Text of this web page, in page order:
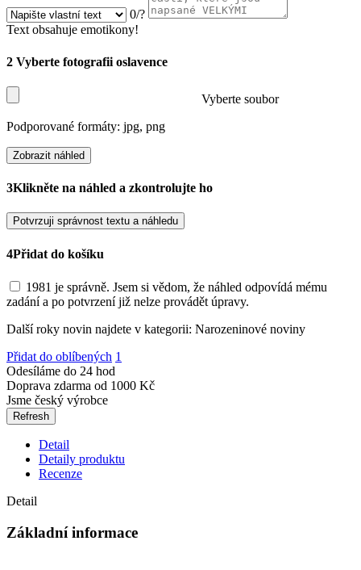
0/?
Text obsahuje emotikony!
2 Vyberte fotografii oslavence
Vyberte soubor
Podporované formáty: jpg, png
Zobrazit náhled
3Klikněte na náhled a zkontrolujte ho
Potvrzuji správnost textu a náhledu
4Přidat do košíku
1981 je správně. Jsem si vědom, že náhled odpovídá mému
zadání a po potvrzení již nelze provádět úpravy.
Další roky novin najdete v kategorii: Narozeninové noviny
Přidat do oblíbených 1
Odesíláme do 24 hod
Doprava zdarma od 1000 Kč
Jsme český výrobce
Detail
Detaily produktu
Recenze
Detail
Základní informace